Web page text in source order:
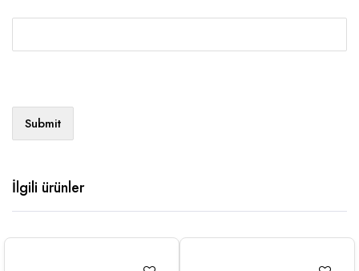
İlgili ürünler